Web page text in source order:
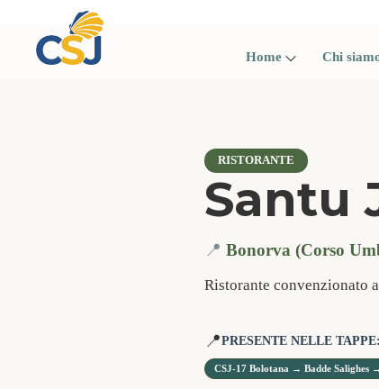
content
Home Chi
RISTORANTE
Santu
📍 Bonorva (Corso
Ristorante convenzionato
📍PRESENTE NELLE TAPPE:
CSJ-17 Bolotana → Badde Salighes